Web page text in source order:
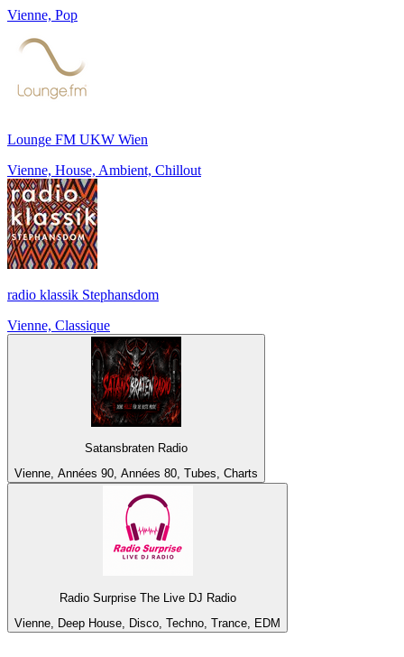
Vienne, Pop
Lounge FM UKW Wien
Vienne, House, Ambient, Chillout
radio klassik Stephansdom
Vienne, Classique
Satansbraten Radio
Vienne, Années 90, Années 80, Tubes, Charts
Radio Surprise The Live DJ Radio
Vienne, Deep House, Disco, Techno, Trance, EDM